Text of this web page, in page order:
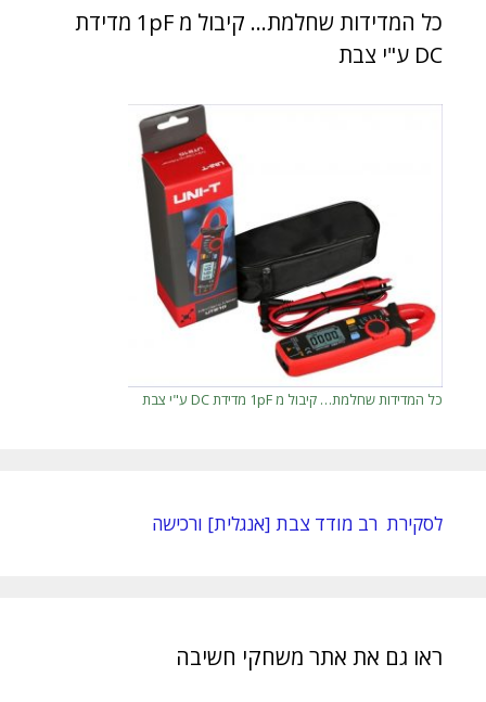
כל המדידות שחלמת… קיבול מ 1pF מדידת
DC ע"י צבת
כל המדידות שחלמת… קיבול מ 1pF מדידת DC ע"י צבת
לסקירת רב מודד צבת [אנגלית] ורכישה
ראו גם את אתר משחקי חשיבה